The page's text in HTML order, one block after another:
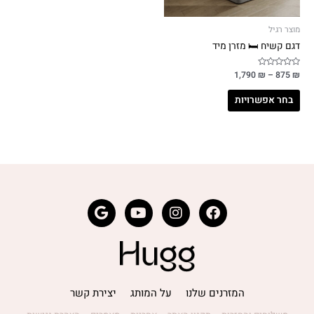
מוצר רגיל
דגם קשיח 🛏️ מזרן מיד
דורג
0
מתוך
875₪
–
1,790₪
בחר אפשרויות
המזרנים שלנו על המותג יצירת קשר